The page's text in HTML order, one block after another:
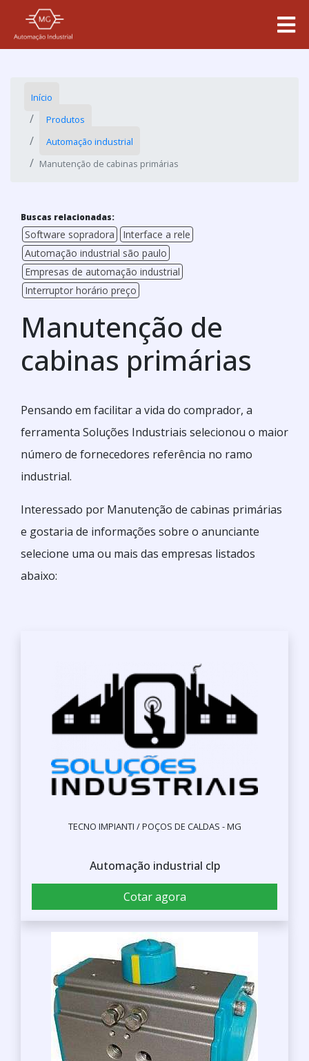
Início
Produtos
Automação industrial
Manutenção de cabinas primárias
Buscas relacionadas:
Software sopradora
Interface a rele
Automação industrial são paulo
Empresas de automação industrial
Interruptor horário preço
Manutenção de
cabinas primárias
Pensando em facilitar a vida do comprador, a
ferramenta Soluções Industriais selecionou o maior
número de fornecedores referência no ramo
industrial.
Interessado por Manutenção de cabinas primárias
e gostaria de informações sobre o anunciante
selecione uma ou mais das empresas listados
abaixo:
TECNO IMPIANTI / POÇOS DE CALDAS - MG
Automação industrial clp
Cotar agora